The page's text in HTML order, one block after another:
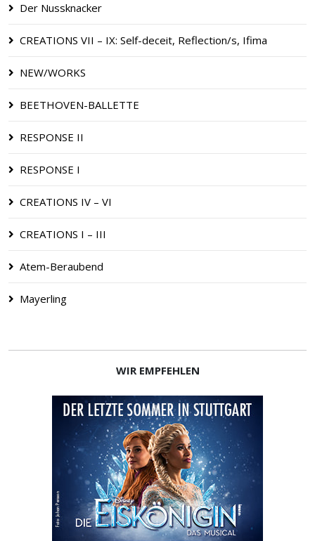
Der Nussknacker
CREATIONS VII – IX: Self-deceit, Reflection/s, Ifima
NEW/WORKS
BEETHOVEN-BALLETTE
RESPONSE II
RESPONSE I
CREATIONS IV – VI
CREATIONS I – III
Atem-Beraubend
Mayerling
WIR EMPFEHLEN